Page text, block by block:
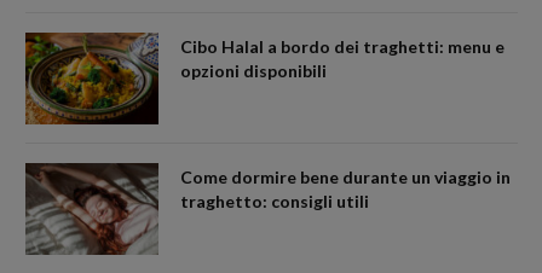
Cibo Halal a bordo dei traghetti: menu e
opzioni disponibili
Come dormire bene durante un viaggio in
traghetto: consigli utili